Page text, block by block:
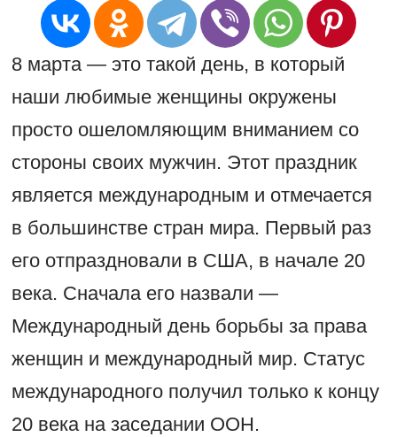
8 марта — это такой день, в который
наши любимые женщины окружены
просто ошеломляющим вниманием со
стороны своих мужчин. Этот праздник
является международным и отмечается
в большинстве стран мира. Первый раз
его отпраздновали в США, в начале 20
века. Сначала его назвали —
Международный день борьбы за права
женщин и международный мир. Статус
международного получил только к концу
20 века на заседании ООН.